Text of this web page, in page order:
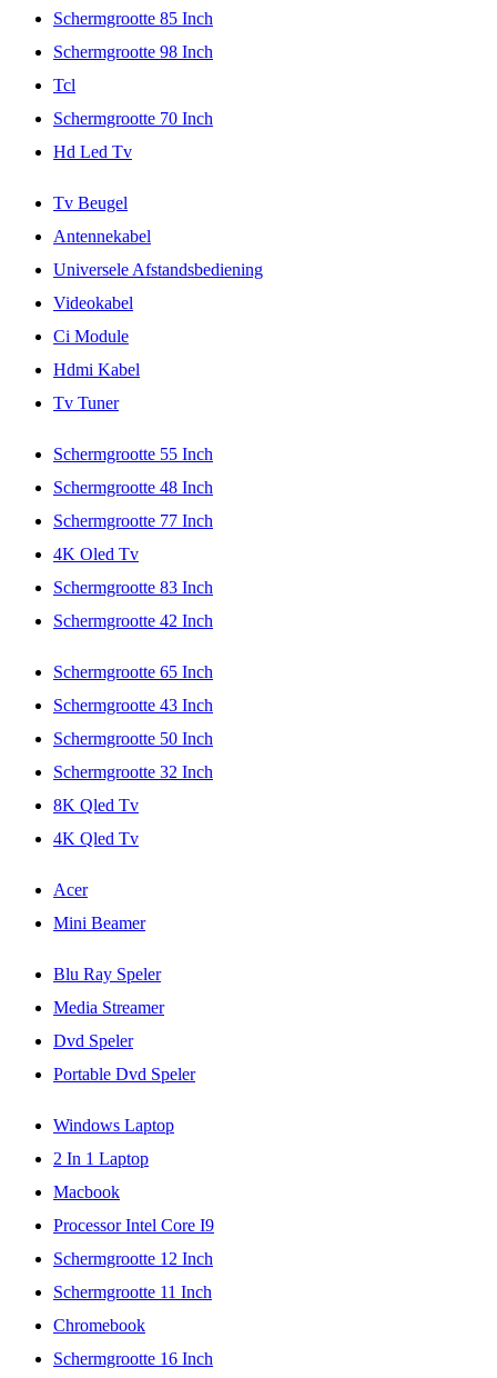
Schermgrootte 85 Inch
Schermgrootte 98 Inch
Tcl
Schermgrootte 70 Inch
Hd Led Tv
Tv Beugel
Antennekabel
Universele Afstandsbediening
Videokabel
Ci Module
Hdmi Kabel
Tv Tuner
Schermgrootte 55 Inch
Schermgrootte 48 Inch
Schermgrootte 77 Inch
4K Oled Tv
Schermgrootte 83 Inch
Schermgrootte 42 Inch
Schermgrootte 65 Inch
Schermgrootte 43 Inch
Schermgrootte 50 Inch
Schermgrootte 32 Inch
8K Qled Tv
4K Qled Tv
Acer
Mini Beamer
Blu Ray Speler
Media Streamer
Dvd Speler
Portable Dvd Speler
Windows Laptop
2 In 1 Laptop
Macbook
Processor Intel Core I9
Schermgrootte 12 Inch
Schermgrootte 11 Inch
Chromebook
Schermgrootte 16 Inch